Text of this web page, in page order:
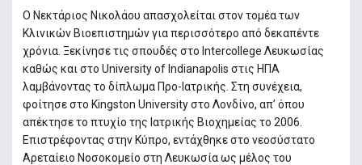
Ο Νεκτάριος Νικολάου απασχολείται στον τομέα των
Κλινικών Βιοεπιστημών για περισσότερο από δεκαπέντε
χρόνια. Ξεκίνησε τις σπουδές στο Intercollege Λευκωσίας
καθώς και στο University of Indianapolis στις ΗΠΑ
λαμβάνοντας το δίπλωμα Προ-Ιατρικής. Στη συνέχεια,
φοίτησε στο Kingston University στο Λονδίνο, απ’ όπου
απέκτησε το πτυχίο της Ιατρικής Βιοχημείας το 2006.
Επιστρέφοντας στην Κύπρο, εντάχθηκε στο νεοσύστατο
Αρεταίειο Νοσοκομείο στη Λευκωσία ως μέλος του